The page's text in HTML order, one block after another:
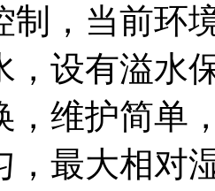
制，当前环
，设有溢水
，维护简单
，最大相对